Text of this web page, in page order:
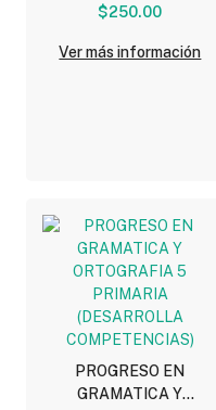
$250.00
Ver más información
PROGRESO EN
GRAMATICA Y